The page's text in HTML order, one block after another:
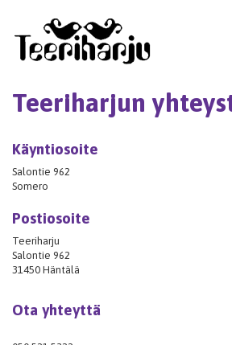
Teeriharjun
Käyntiosoite
Salontie 962
Somero
Postiosoite
Teeriharju
Salontie 962
31450 Häntälä
Ota yhteyttä